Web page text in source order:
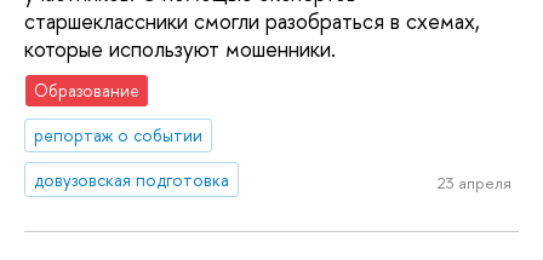
старшеклассники смогли разобраться в схемах,
которые используют мошенники.
Образование
репортаж о событии
довузовская подготовка
23 апреля